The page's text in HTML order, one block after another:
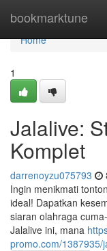
bookmarktune
Home
Home
1
Jalalive:
Komplet
darrenoyzu075793
Ingin menikmati
ideal! Dapatkan
siaran olahraga
Jalalive ini, mana
promo.com/1387935/